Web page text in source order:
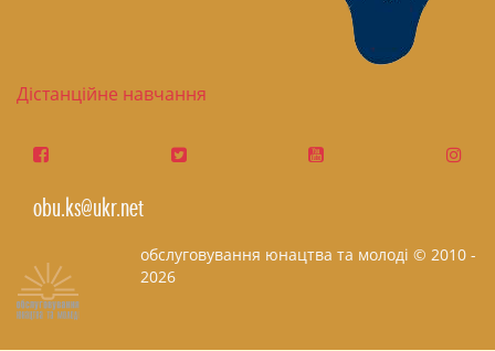
Дістанційне навчання
obu.ks@ukr.net
обслуговування юнацтва та молоді © 2010 -
2026